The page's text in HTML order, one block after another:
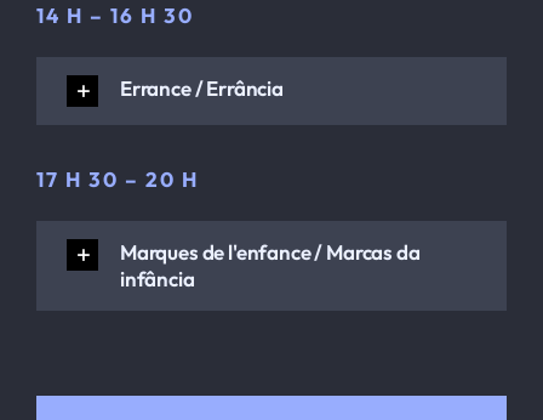
14 H – 16 H 30
Errance / Errância
17 H 30 – 20 H
Marques de l'enfance / Marcas da
infância